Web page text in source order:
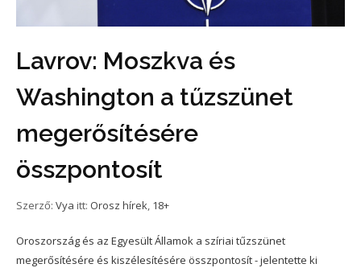
Lavrov: Moszkva és
Washington a tűzszünet
megerősítésére
összpontosít
Szerző: Vya itt: Orosz hírek, 18+
Oroszország és az Egyesült Államok a szíriai tűzszünet
megerősítésére és kiszélesítésére összpontosít - jelentette ki